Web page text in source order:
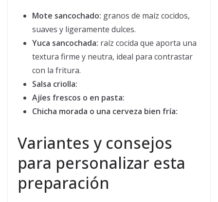
Mote sancochado: granos de maíz cocidos,
suaves y ligeramente dulces.
Yuca sancochada: raíz cocida que aporta una
textura firme y neutra, ideal para contrastar
con la fritura.
Salsa criolla:
Ajíes frescos o en pasta:
Chicha morada o una cerveza bien fría:
Variantes y consejos
para personalizar esta
preparación